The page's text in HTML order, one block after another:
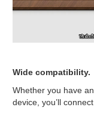
Wide compatibility.
Whether you have
device, you’ll